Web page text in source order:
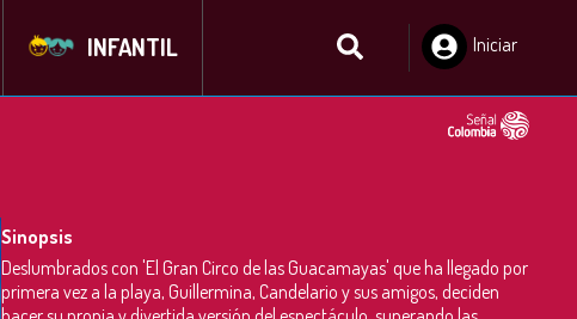
INFANTIL
Iniciar
Sinopsis
Deslumbrados con 'El Gran Circo de las Guacamayas' que ha llegado por
primera vez a la playa, Guillermina, Candelario y sus amigos, deciden